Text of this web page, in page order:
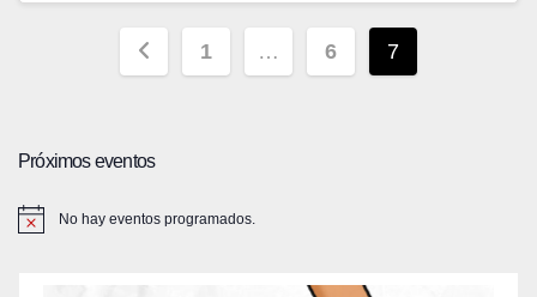
Paginación
entradas
1 … 6 7
Próximos eventos
No hay eventos programados.